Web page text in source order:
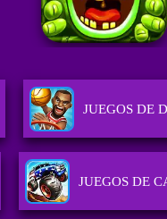
JUEGOS DE
JUEGOS DE